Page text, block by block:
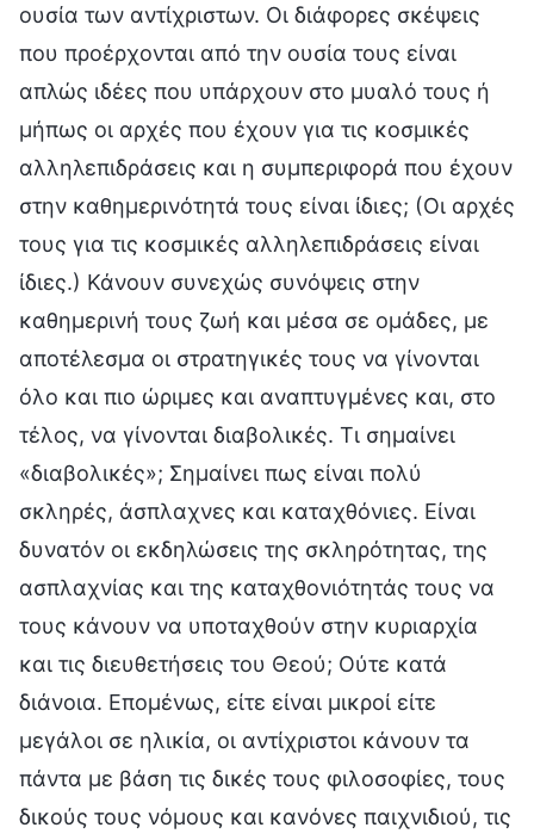
ουσία των αντίχριστων. Οι διάφορες σκέψεις
που προέρχονται από την ουσία τους είναι
απλώς ιδέες που υπάρχουν στο μυαλό τους ή
μήπως οι αρχές που έχουν για τις κοσμικές
αλληλεπιδράσεις και η συμπεριφορά που έχουν
στην καθημερινότητά τους είναι ίδιες; (Οι αρχές
τους για τις κοσμικές αλληλεπιδράσεις είναι
ίδιες.) Κάνουν συνεχώς συνόψεις στην
καθημερινή τους ζωή και μέσα σε ομάδες, με
αποτέλεσμα οι στρατηγικές τους να γίνονται
όλο και πιο ώριμες και αναπτυγμένες και, στο
τέλος, να γίνονται διαβολικές. Τι σημαίνει
«διαβολικές»; Σημαίνει πως είναι πολύ
σκληρές, άσπλαχνες και καταχθόνιες. Είναι
δυνατόν οι εκδηλώσεις της σκληρότητας, της
ασπλαχνίας και της καταχθονιότητάς τους να
τους κάνουν να υποταχθούν στην κυριαρχία
και τις διευθετήσεις του Θεού; Ούτε κατά
διάνοια. Επομένως, είτε είναι μικροί είτε
μεγάλοι σε ηλικία, οι αντίχριστοι κάνουν τα
πάντα με βάση τις δικές τους φιλοσοφίες, τους
δικούς τους νόμους και κανόνες παιχνιδιού, τις